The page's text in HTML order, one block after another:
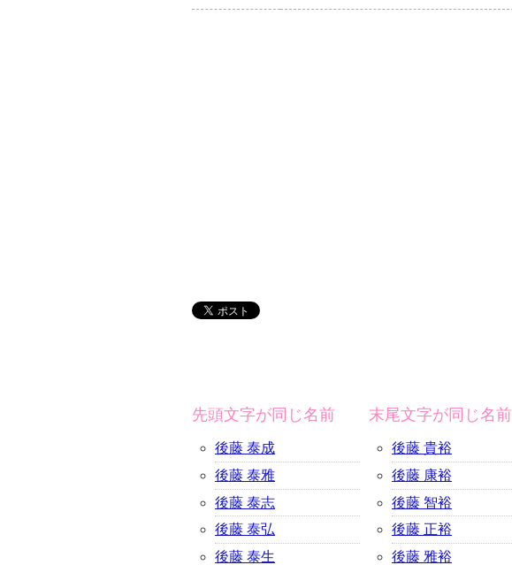
先頭文字が同じ名前
後藤 泰成
後藤 泰雅
後藤 泰志
後藤 泰弘
後藤 泰生
末尾文字が同じ名前
後藤 貴裕
後藤 康裕
後藤 智裕
後藤 正裕
後藤 雅裕